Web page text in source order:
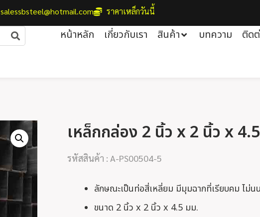
salessbsteel@hotmail.com ราคาเหล็กวันนี้
หน้าหลัก เกี่ยวกับเรา สินค้า บทความ ติด
เหล็กกล่อง 2 นิ้ว x 2 นิ้ว x
รหัสสินค้า : A-PS00504-5
ลักษณะเป็นท่อสี่เหลี่ยม มีมุมฉากที่เรียบคม ไม่น
ขนาด 2 นิ้ว x 2 นิ้ว x 4.5 มม.